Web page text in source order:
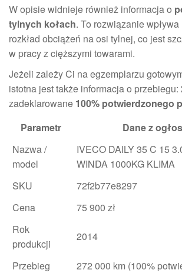
W opisie widnieje również informacja o
tylnych kołach. To rozwiązanie
rozkład obciążeń na osi tylnej, co jest
w pracy z cięższymi towarami.
Jeżeli zależy Ci na egzemplarzu
istotna jest także informacja o przebiegu:
zadeklarowane 100% potwierdzonego
Parametr
Dane z
Nazwa /
model
IVECO DAILY 35 C 15
WINDA 1000KG KLIMA
SKU
72f2b77e8297
Cena
75 900 zł
Rok
produkcji
2014
Przebieg
272 000 km (100%